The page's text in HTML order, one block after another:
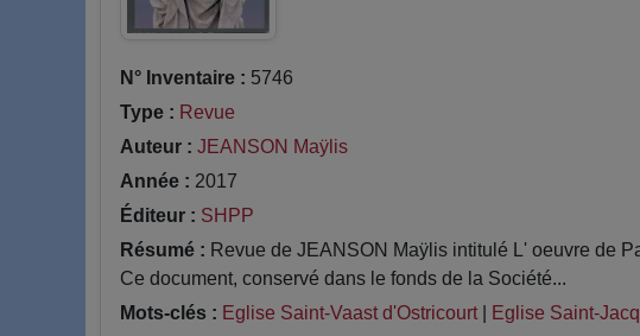
N° Inventaire : 5746
Type : Revue
Auteur : JEANSON Maÿlis
Année : 2017
Éditeur : SHPP
Résumé : Revue de JEANSON Maÿlis intitulé L' oeuvre de
Ce document, conservé dans le fonds de la Société...
Mots-clés : Eglise Saint-Vaast d'Ostricourt Eglise Saint-